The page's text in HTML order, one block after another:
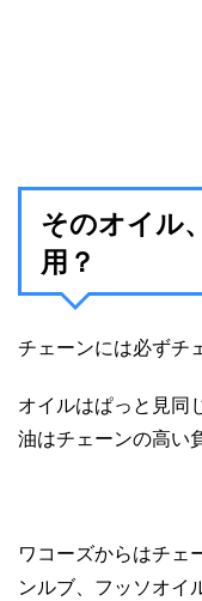
そのオイル
用？
チェーンには必ずチ
オイルはぱっと見同
油はチェーンの高い
ワコーズからはチェ
ンルブ、フッソオイ